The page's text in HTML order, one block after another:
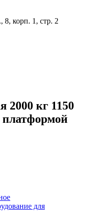
8, корп. 1, стр. 2
2000 кг 1150
для